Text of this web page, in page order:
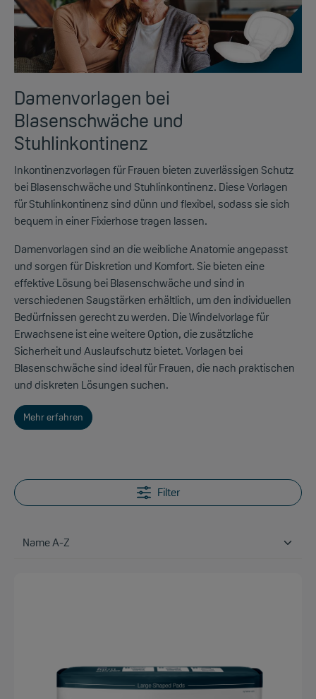
Damenvorlagen bei
Blasenschwäche und
Stuhlinkontinenz
Inkontinenzvorlagen für Frauen bieten zuverlässigen Schutz
bei Blasenschwäche und Stuhlinkontinenz. Diese Vorlagen
für Stuhlinkontinenz sind dünn und flexibel, sodass sie sich
bequem in einer Fixierhose tragen lassen.
Damenvorlagen sind an die weibliche Anatomie angepasst
und sorgen für Diskretion und Komfort. Sie bieten eine
effektive Lösung bei Blasenschwäche und sind in
verschiedenen Saugstärken erhältlich, um den individuellen
Bedürfnissen gerecht zu werden. Die Windelvorlage für
Erwachsene ist eine weitere Option, die zusätzliche
Sicherheit und Auslaufschutz bietet. Vorlagen bei
Blasenschwäche sind ideal für Frauen, die nach praktischen
und diskreten Lösungen suchen.
Mehr erfahren
Filter